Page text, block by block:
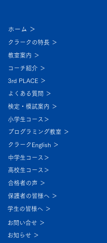
ホーム ＞
クラークの特長 ＞
教室案内 ＞
よくある質問 ＞
検定・模試案内 ＞
コーチ紹介 ＞
3rd PLACE ＞
小学生コース＞
クラークEnglish ＞
プログラミング教室 ＞
中学生コース＞
高校生コース＞
合格者の声 ＞
保護者の皆様へ ＞
学生の皆様へ ＞
お問い合せ ＞
お知らせ ＞